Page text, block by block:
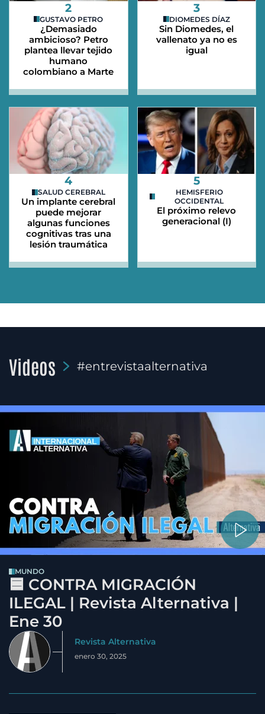
2
GUSTAVO PETRO
¿Demasiado
ambicioso? Petro
plantea llevar tejido
humano
colombiano a Marte
3
DIOMEDES DÍAZ
Sin Diomedes, el
vallenato ya no es
igual
4
SALUD CEREBRAL
Un implante cerebral
puede mejorar
algunas funciones
cognitivas tras una
lesión traumática
5
HEMISFERIO
OCCIDENTAL
El próximo relevo
generacional (I)
Videos #entrevistaalternativa
MUNDO
🟦 CONTRA MIGRACIÓN
ILEGAL | Revista Alternativa |
Ene 30
Revista Alternativa
enero 30, 2025